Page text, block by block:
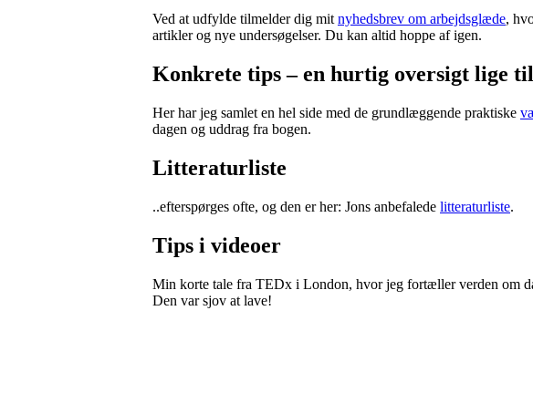
Ved at udfylde tilmelder dig mit nyhedsbrev om arbejdsglæde,
artikler og nye undersøgelser. Du kan altid hoppe af igen.
Konkrete tips – en hurtig oversigt lige
Her har jeg samlet en hel side med de grundlæggende praktiske
dagen og uddrag fra bogen.
Litteraturliste
..efterspørges ofte, og den er her: Jons anbefalede litteraturliste.
Tips i videoer
Min korte tale fra TEDx i London, hvor jeg fortæller verden om
Den var sjov at lave!